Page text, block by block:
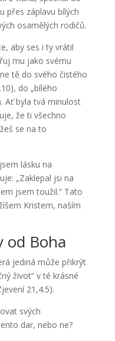
přes záplavu bílých
osamělých rodičů.
aby ses i ty vrátil
mu jako svému
tě do svého čistého
do „bílého
Ať byla tvá minulost
že ti všechno
se na to
lásku na
„Zaklepal jsi na
jsem toužil.“ Tato
Kristem, naším
od Boha
jediná může přikrýt
život“ v té krásné
21,4.5).
svých
dar, nebo ne?